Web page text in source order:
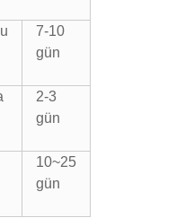
7-10
gün
2-3
gün
10~25
gün